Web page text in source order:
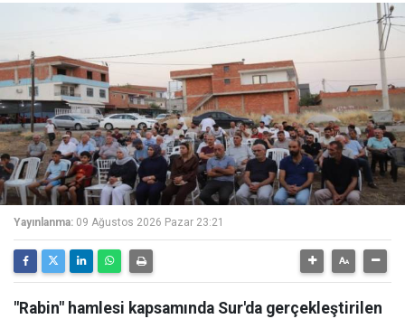
Yayınlanma: 09 Ağustos 2026 Pazar 23:21
"Rabin" hamlesi kapsamında Sur'da gerçekleştirilen